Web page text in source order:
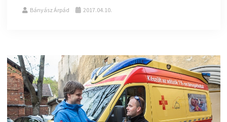
Bányász Árpád 2017.04.10.